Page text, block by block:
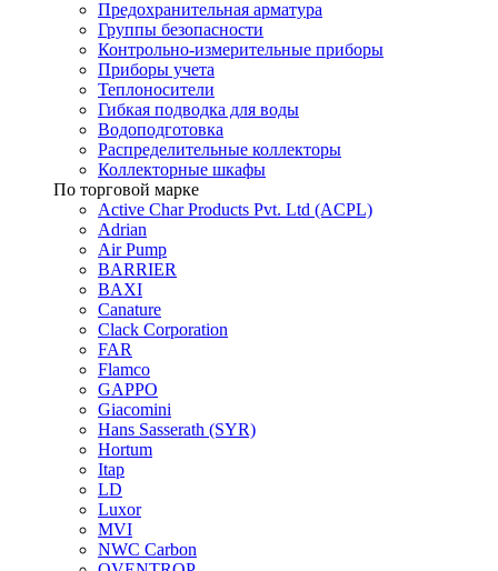
Предохранительная арматура
Группы безопасности
Контрольно-измерительные приборы
Приборы учета
Теплоносители
Гибкая подводка для воды
Водоподготовка
Распределительные коллекторы
Коллекторные шкафы
По торговой марке
Active Char Products Pvt. Ltd (ACPL)
Adrian
Air Pump
BARRIER
BAXI
Canature
Clack Corporation
FAR
Flamco
GAPPO
Giacomini
Hans Sasserath (SYR)
Hortum
Itap
LD
Luxor
MVI
NWC Carbon